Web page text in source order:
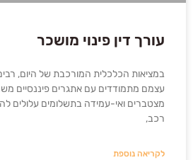
עורך דין פינוי מושכר
במציאות הכלכלית המורכבת של היום,
עצמם מתמודדים עם אתגרים פיננסיים
מצטברים ואי-עמידה בתשלומים עלולים
רכב,
לקריאה נוספת